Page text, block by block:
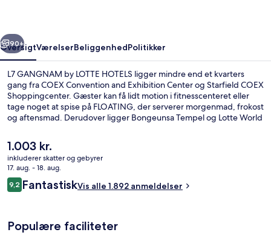
Næste
90+
OversigtVærelserBeliggenhedPolitikker
L7 GANGNAM by LOTTE HOTELS ligger mindre end et kvarters
gang fra COEX Convention and Exhibition Center og Starfield COEX
Shoppingcenter. Gæster kan få lidt motion i fitnesscenteret eller
tage noget at spise på FLOATING, der serverer morgenmad, frokost
og aftensmad. Derudover ligger Bongeunsa Tempel og Lotte World
gåtur til offentlig transport: Seolleung Subwaystation ligger 2
minutter derfra og Samseong Jungang Metrostation 13 minutter
væk.
Den
nuværende
pris
er
1.003 kr.
1.003 kr.
inkluderer skatter og gebyrer
17. aug. - 18. aug.
Anmeldelser
9,29,2 ud af 10.
FantastiskVis alle 1.892 anmeldelser
Populære faciliteter